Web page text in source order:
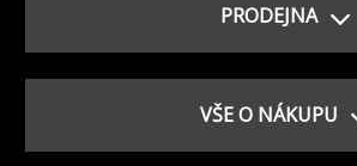
PRODEJNA
VŠE O NÁKUPU